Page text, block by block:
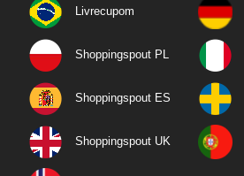
Livrecupom
Shoppingspout PL
Shoppingspout ES
Shoppingspout UK